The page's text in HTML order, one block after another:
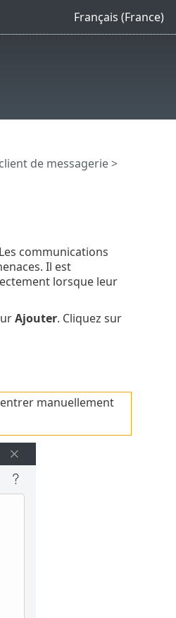
Français (France)
de messagerie>
communications
Il est
lorsque leur
Ajouter. Cliquez sur
manuellement